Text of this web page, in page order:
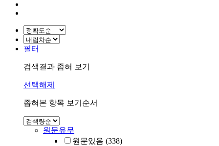
필터
검색결과 좁혀 보기
선택해제
좁혀본 항목 보기순서
원문유무
원문있음 (338)